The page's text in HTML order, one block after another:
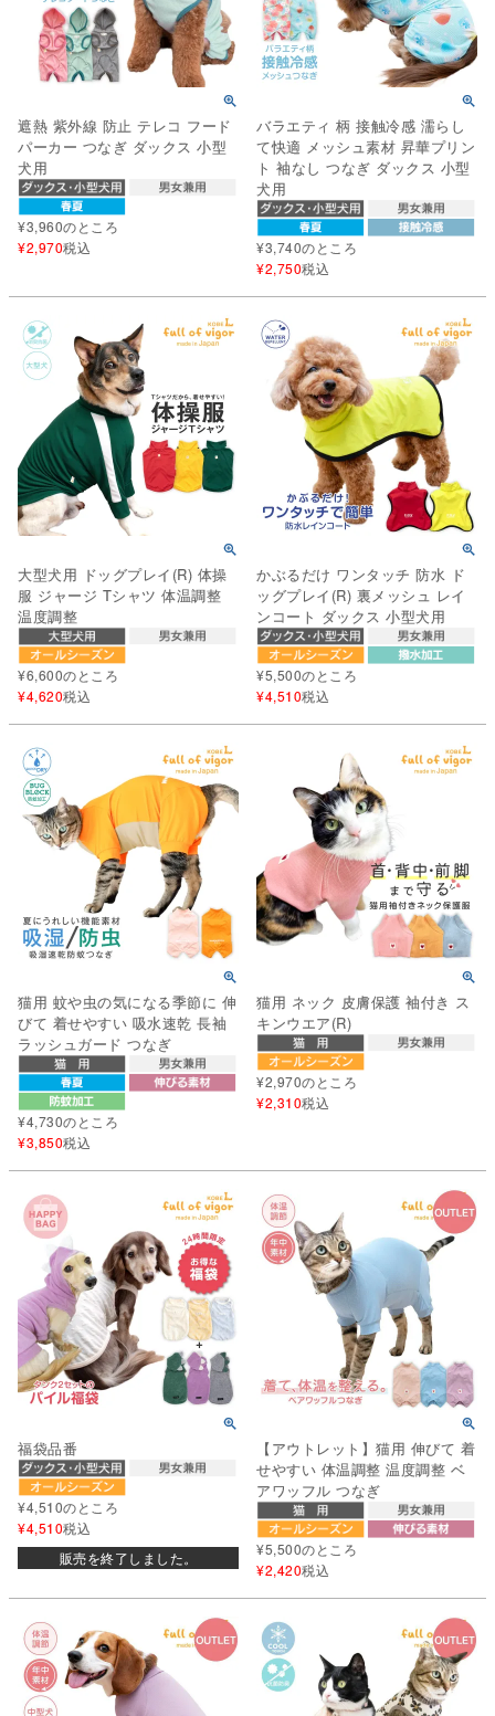
遮熱 紫外線 防止 テレコ フード
パーカー つなぎ ダックス 小型
犬用
¥3,960のところ
¥2,970税込
バラエティ 柄 接触冷感 濡らし
て快適 メッシュ素材 昇華プリン
ト 袖なし つなぎ ダックス 小型
犬用
¥3,740のところ
¥2,750税込
大型犬用 ドッグプレイ(R) 体操
服 ジャージ Tシャツ 体温調整
温度調整
¥6,600のところ
¥4,620税込
かぶるだけ ワンタッチ 防水 ド
ッグプレイ(R) 裏メッシュ レイ
ンコート ダックス 小型犬用
¥5,500のところ
¥4,510税込
猫用 蚊や虫の気になる季節に 伸
びて 着せやすい 吸水速乾 長袖
ラッシュガード つなぎ
¥4,730のところ
¥3,850税込
猫用 ネック 皮膚保護 袖付き ス
キンウエア(R)
¥2,970のところ
¥2,310税込
福袋品番
¥4,510のところ
¥4,510税込
販売を終了しました。
【アウトレット】猫用 伸びて 着
せやすい 体温調整 温度調整 ベ
アワッフル つなぎ
¥5,500のところ
¥2,420税込